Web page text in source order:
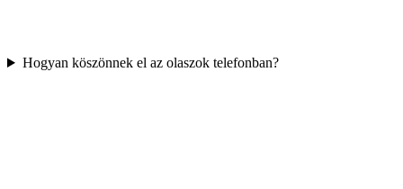
Hogyan köszönnek el az olaszok telefonban?